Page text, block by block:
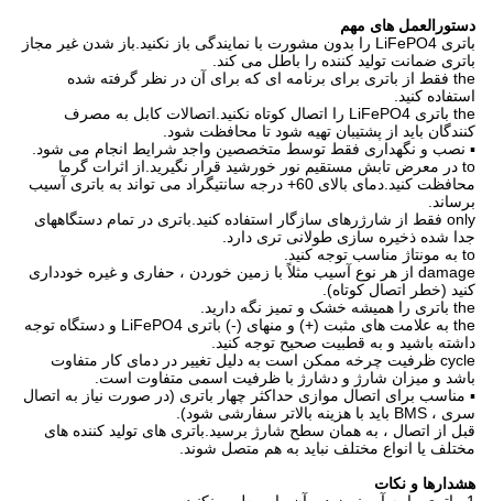
دستورالعمل های مهم
باتری LiFePO4 را بدون مشورت با نمایندگی باز نکنید.باز شدن غیر مجاز
باتری ضمانت تولید کننده را باطل می کند.
the فقط از باتری برای برنامه ای که برای آن در نظر گرفته شده
استفاده کنید.
the باتری LiFePO4 را اتصال کوتاه نکنید.اتصالات کابل به مصرف
کنندگان باید از پشتیبان تهیه شود تا محافظت شود.
▪ نصب و نگهداری فقط توسط متخصصین واجد شرایط انجام می شود.
to در معرض تابش مستقیم نور خورشید قرار نگیرید.از اثرات گرما
محافظت کنید.دمای بالای 60+ درجه سانتیگراد می تواند به باتری آسیب
برساند.
only فقط از شارژرهای سازگار استفاده کنید.باتری در تمام دستگاههای
جدا شده ذخیره سازی طولانی تری دارد.
to به مونتاژ مناسب توجه کنید.
damage از هر نوع آسیب مثلاً با زمین خوردن ، حفاری و غیره خودداری
کنید (خطر اتصال کوتاه).
the باتری را همیشه خشک و تمیز نگه دارید.
the به علامت های مثبت (+) و منهای (-) باتری LiFePO4 و دستگاه توجه
داشته باشید و به قطبیت صحیح توجه کنید.
cycle ظرفیت چرخه ممکن است به دلیل تغییر در دمای کار متفاوت
باشد و میزان شارژ و دشارژ با ظرفیت اسمی متفاوت است.
▪ مناسب برای اتصال موازی حداکثر چهار باتری (در صورت نیاز به اتصال
سری ، BMS باید با هزینه بالاتر سفارشی شود).
قبل از اتصال ، به همان سطح شارژ برسید.باتری های تولید کننده های
مختلف یا انواع مختلف نباید به هم متصل شوند.
هشدارها و نکات